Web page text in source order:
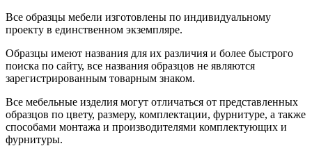
Все образцы мебели изготовлены по индивидуальному
проекту в единственном экземпляре.
Образцы имеют названия для их различия и более быстрого
поиска по сайту, все названия образцов не являются
зарегистрированным товарным знаком.
Все мебельные изделия могут отличаться от представленных
образцов по цвету, размеру, комплектации, фурнитуре, а также
способами монтажа и производителями комплектующих и
фурнитуры.